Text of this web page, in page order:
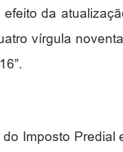
efeito da
vírgula
Imposto